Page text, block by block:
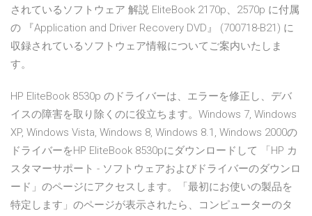
されているソフトウェア 解説 EliteBook 2170p、2570p に付属
の 『Application and Driver Recovery DVD』 (700718-B21) に
収録されているソフトウェア情報についてご案内いたしま
す。
HP EliteBook 8530p のドライバーは、エラーを修正し、デバ
イスの障害を取り除くのに役立ちます。Windows 7, Windows
XP, Windows Vista, Windows 8, Windows 8.1, Windows 2000の
ドライバーをHP EliteBook 8530pにダウンロードして 「HP カ
スタマーサポート - ソフトウェアおよびドライバーのダウンロ
ード」のページにアクセスします。「最初にお使いの製品を
特定します」のページが表示されたら、コンピューターのタ